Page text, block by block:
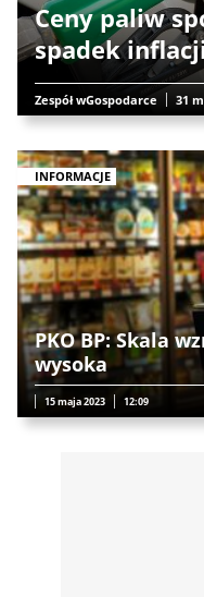
Ceny paliw
spadek
Zespół wGospodarce 31
INFORMACJE
PKO BP: Skala
wysoka
15 maja 2023 12:09